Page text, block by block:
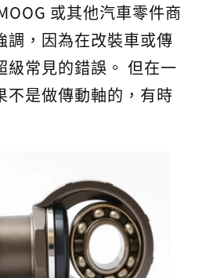
或其他汽車零件商
調，因為在改裝車或傳
級常見的錯誤。 但在一
不是做傳動軸的，有時